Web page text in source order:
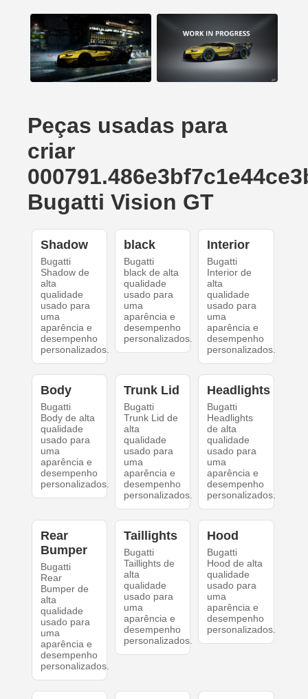
Peças usadas para
criar
Bugatti Vision GT
Shadow
Bugatti
Shadow de
alta
qualidade
usado para
uma
aparência e
desempenho
personalizados.
black
Bugatti
black de alta
qualidade
usado para
uma
aparência e
desempenho
personalizados.
Interior
Bugatti
Interior de
alta
qualidade
usado para
uma
aparência e
desempenho
personalizados.
Body
Bugatti
Body de alta
qualidade
usado para
uma
aparência e
desempenho
personalizados.
Trunk Lid
Bugatti
Trunk Lid de
alta
qualidade
usado para
uma
aparência e
desempenho
personalizados.
Headlights
Bugatti
Headlights
de alta
qualidade
usado para
uma
aparência e
desempenho
personalizados.
Rear
Bumper
Bugatti
Rear
Bumper de
alta
qualidade
usado para
uma
aparência e
desempenho
personalizados.
Taillights
Bugatti
Taillights de
alta
qualidade
usado para
uma
aparência e
desempenho
personalizados.
Hood
Bugatti
Hood de alta
qualidade
usado para
uma
aparência e
desempenho
personalizados.